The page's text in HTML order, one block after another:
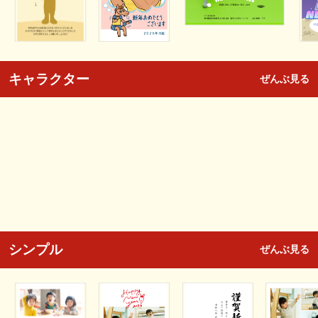
キャラクター ぜんぶ見る
シンプル ぜんぶ見る